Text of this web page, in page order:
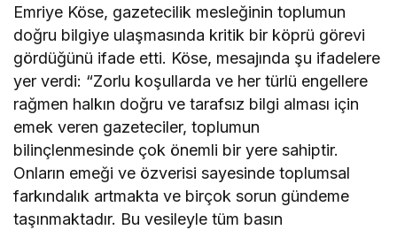
Emriye Köse, gazetecilik mesleğinin toplumun
doğru bilgiye ulaşmasında kritik bir köprü görevi
gördüğünü ifade etti. Köse, mesajında şu ifadelere
yer verdi: “Zorlu koşullarda ve her türlü engellere
rağmen halkın doğru ve tarafsız bilgi alması için
emek veren gazeteciler, toplumun
bilinçlenmesinde çok önemli bir yere sahiptir.
Onların emeği ve özverisi sayesinde toplumsal
farkındalık artmakta ve birçok sorun gündeme
taşınmaktadır. Bu vesileyle tüm basın